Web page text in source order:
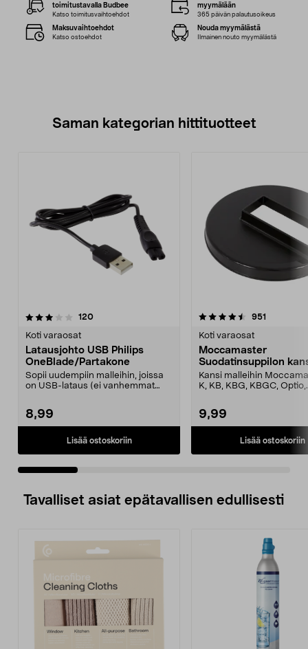
toimitustavalla Budbee
Katso toimitusvaihtoehdot
myymälään
365 päivän palautusoikeus
Maksuvaihtoehdot
Katso ostoehdot
Nouda myymälästä
Ilmainen nouto myymälästä
Saman kategorian hittituotteet
120arvostelut
Koti varaosat
Latausjohto USB Philips
OneBlade/Partakone
Sopii uudempiin malleihin, joissa
on USB-lataus (ei vanhemmat
8,99
Lisää ostoskoriin
4.5 viidestä
951
Koti varaosat
Moccamaster
Suodatinsuppilon
Kansi malleihin
K, KB, KBG, KBGC, Optio,
9,99
Lisää ostoskoriin
4.5 viidestä
Tavalliset asiat epätavallisen edullisesti